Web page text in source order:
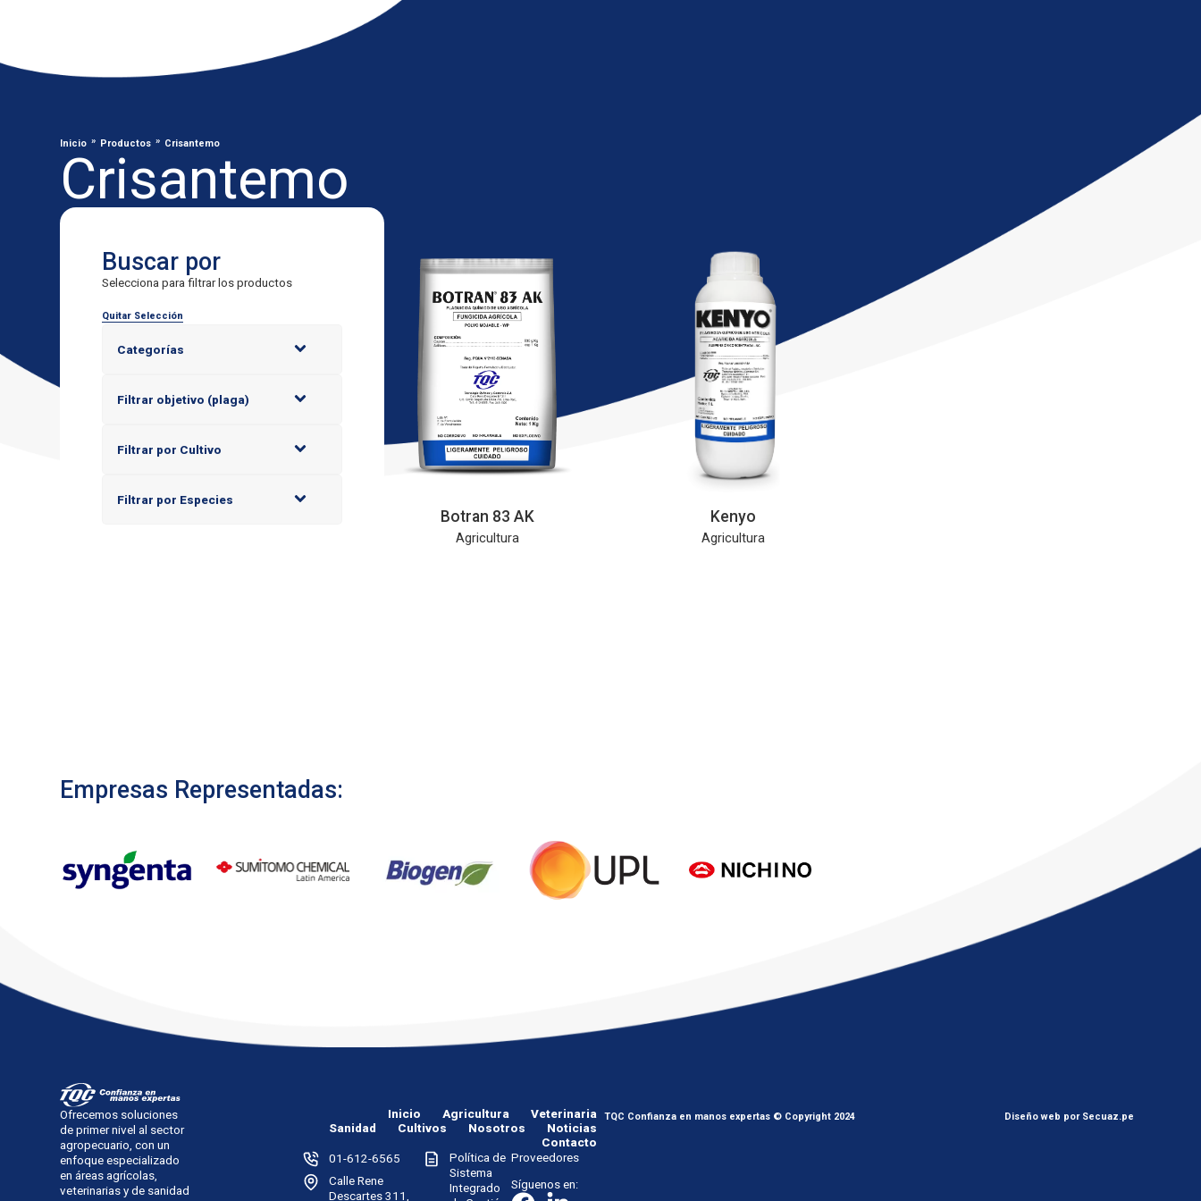
Inicio » Productos » Crisantemo
Crisantemo
Buscar por
Selecciona para filtrar los productos
Quitar Selección
Categorías
Filtrar objetivo (plaga)
Filtrar por Cultivo
Filtrar por Especies
Botran 83 AK
Agricultura
Kenyo
Agricultura
Empresas Representadas:
Ofrecemos soluciones
de primer nivel al sector
agropecuario, con un
enfoque especializado
en áreas agrícolas,
veterinarias y de sanidad
Inicio Agricultura
Veterinaria
Sanidad
Cultivos Nosotros
Noticias
Contacto
01-612-6565
Calle Rene
Descartes 311,
Política de
Sistema
Integrado
Proveedores
Síguenos en:
TQC Confianza en manos expertas © Copyright 2024 Diseño web por Secuaz.pe